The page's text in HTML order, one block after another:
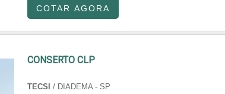
COTAR AGORA
CONSERTO CLP
TECSI / DIADEMA - SP